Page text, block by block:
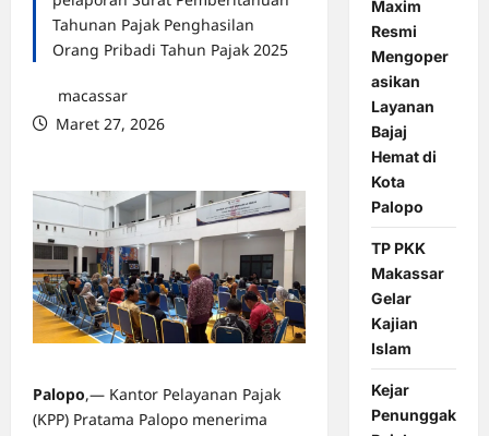
Tahunan Pajak Penghasilan
Orang Pribadi Tahun Pajak 2025
macassar
Maret 27, 2026
Palopo,— Kantor Pelayanan Pajak
(KPP) Pratama Palopo menerima
Maxim
Resmi
Mengoper
asikan
Layanan
Bajaj
Hemat di
Kota
Palopo
TP PKK
Makassar
Gelar
Kajian
Islam
Kejar
Penunggak